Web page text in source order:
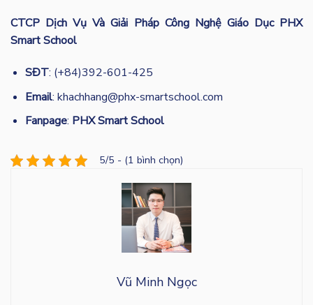
CTCP Dịch Vụ Và Giải Pháp Công Nghệ Giáo Dục PHX
Smart School
SĐT: (+84)392-601-425
Email: khachhang@phx-smartschool.com
Fanpage: PHX Smart School
5/5 - (1 bình chọn)
Vũ Minh Ngọc